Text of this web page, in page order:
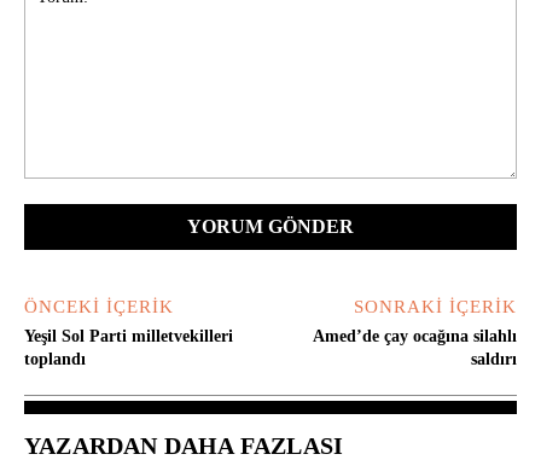
ÖNCEKI İÇERIK
Yeşil Sol Parti milletvekilleri
toplandı
SONRAKI İÇERIK
Amed’de çay ocağına silahlı
saldırı
YAZARDAN DAHA FAZLASI